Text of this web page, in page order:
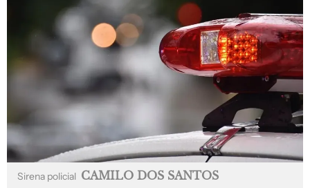
Sirena policial CAMILO DOS SANTOS